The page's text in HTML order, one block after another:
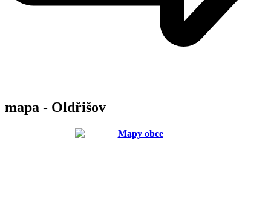
mapa - Oldřišov